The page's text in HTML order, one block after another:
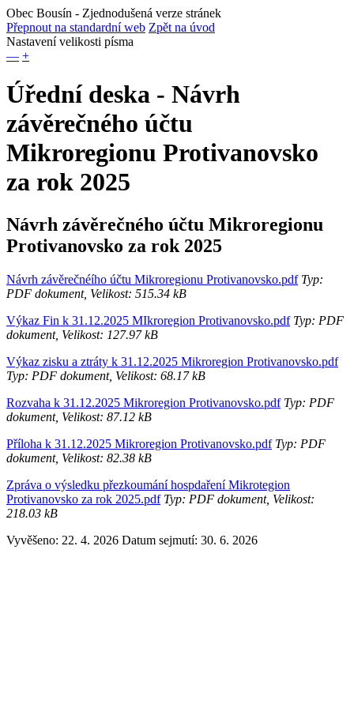
Obec Bousín - Zjednodušená verze stránek
Přepnout na standardní web Zpět na úvod
Nastavení velikosti písma
— +
Úřední deska - Návrh
závěrečného účtu
Mikroregionu Protivanovsko
za rok 2025
Návrh závěrečného účtu Mikroregionu
Protivanovsko za rok 2025
Návrh závěrečnéího účtu Mikroregionu Protivanovsko.pdfTyp:
PDF dokument, Velikost: 515.34 kB
Výkaz Fin k 31.12.2025 MIkroregion Protivanovsko.pdfTyp: PDF
dokument, Velikost: 127.97 kB
Výkaz zisku a ztráty k 31.12.2025 Mikroregion Protivanovsko.pdf
Typ: PDF dokument, Velikost: 68.17 kB
Rozvaha k 31.12.2025 Mikroregion Protivanovsko.pdfTyp: PDF
dokument, Velikost: 87.12 kB
Příloha k 31.12.2025 Mikroregion Protivanovsko.pdfTyp: PDF
dokument, Velikost: 82.38 kB
Zpráva o výsledku přezkoumání hospdaření Mikrotegion
Protivanovsko za rok 2025.pdfTyp: PDF dokument, Velikost:
218.03 kB
Vyvěšeno: 22. 4. 2026 Datum sejmutí: 30. 6. 2026